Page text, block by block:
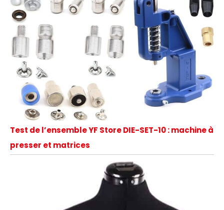
Test de l’ensemble YF Store DIE-SET-10 : machine à
presser et matrices